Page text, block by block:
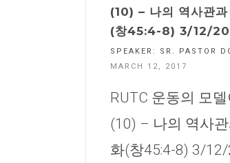
(10) – 나의 역사관
(창45:4-8) 3/12/
SPEAKER: SR. PASTOR
MARCH 12, 2017
RUTC 운동의 모
(10) – 나의 역사
화(창45:4-8) 3/